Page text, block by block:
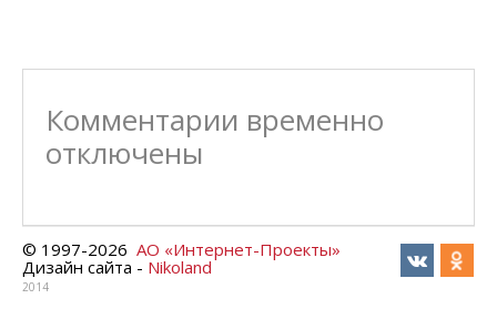
Комментарии временно
отключены
© 1997-2026 АО «Интернет-Проекты»
Дизайн сайта - Nikoland
2014